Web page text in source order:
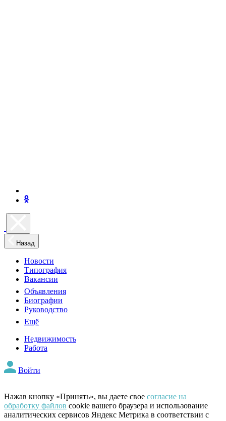
Назад
Новости
Типография
Вакансии
Объявления
Биографии
Руководство
Ещё
Недвижимость
Работа
Войти
Нажав кнопку «Принять», вы даете свое согласие на
обработку файлов cookie вашего браузера и использование
аналитических сервисов Яндекс Метрика в соответствии с